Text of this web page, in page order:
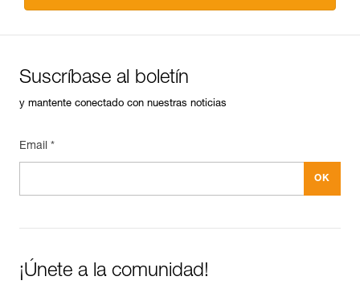
Suscríbase al boletín
y mantente conectado con nuestras noticias
Email *
¡Únete a la comunidad!